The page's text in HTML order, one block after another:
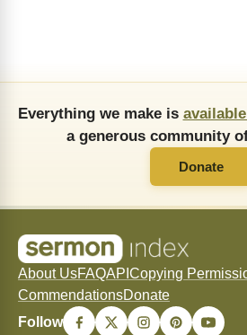
Everything we make is
a generous community
Donate
About UsFAQAPI Copying
CommendationsDonate
Follow